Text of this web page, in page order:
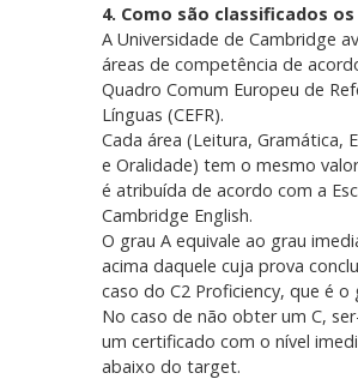
4. Como são classificados os
A Universidade de Cambridge
áreas de competência de
Quadro Comum Europeu de
Línguas (CEFR).
Cada área (Leitura, Gramática,
e Oralidade) tem o mesmo
é atribuída de acordo com a
Cambridge English.
O grau A equivale ao grau
acima daquele cuja prova
caso do C2 Proficiency, que é o
No caso de não obter um C,
um certificado com o nível
abaixo do target.